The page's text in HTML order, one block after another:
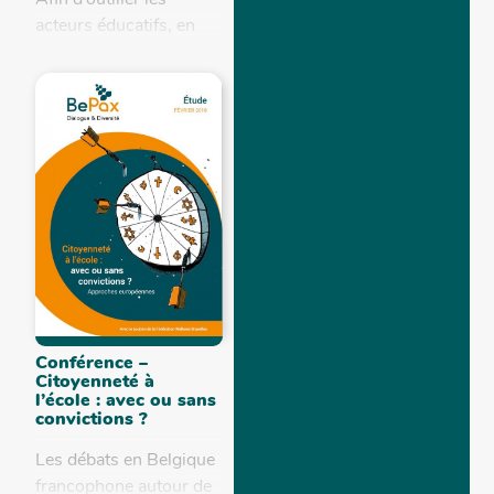
acteurs éducatifs, en
connaissance et le
décryptage du
conspirationnisme,
BePax vous propose
une formation qui vise...
Conférence –
Citoyenneté à
l’école : avec ou sans
convictions ?
Les débats en Belgique
francophone autour de